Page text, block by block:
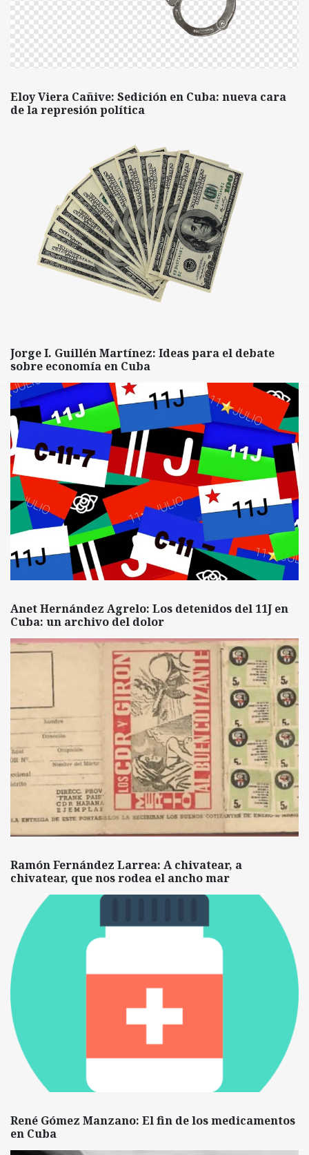
Eloy Viera Cañive: Sedición en Cuba: nueva cara
de la represión política
Jorge I. Guillén Martínez: Ideas para el debate
sobre economía en Cuba
Anet Hernández Agrelo: Los detenidos del 11J en
Cuba: un archivo del dolor
Ramón Fernández Larrea: A chivatear, a
chivatear, que nos rodea el ancho mar
René Gómez Manzano: El fin de los medicamentos
en Cuba